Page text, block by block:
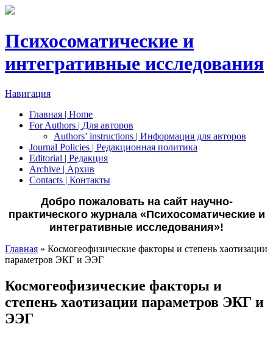
Психосоматические и
интегративные исследования
Навигация
Главная | Home
For Authors | Для авторов
Authors’ instructions | Информация для авторов
Journal Policies | Редакционная политика
Editorial | Редакция
Archive | Архив
Сontacts | Контакты
Добро пожаловать на сайт научно-
практического журнала «Психосоматические и
интегративные исследования»!
Вы здесь
Главная » Космогеофизические факторы и степень хаотизации
параметров ЭКГ и ЭЭГ
Космогеофизические факторы и
степень хаотизации параметров ЭКГ и
ЭЭГ